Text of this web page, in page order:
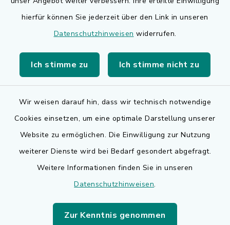
hierfür können Sie jederzeit über den Link in unseren
Datenschutzhinweisen widerrufen.
Ich stimme zu Ich stimme nicht zu
Wir weisen darauf hin, dass wir technisch notwendige
Cookies einsetzen, um eine optimale Darstellung unserer
Website zu ermöglichen. Die Einwilligung zur Nutzung
weiterer Dienste wird bei Bedarf gesondert abgefragt.
Weitere Informationen finden Sie in unseren
Datenschutzhinweisen.
Zur Kenntnis genommen
BayernPortal
Landkreis Erlangen-Höchstadt
Barrierefreiheit